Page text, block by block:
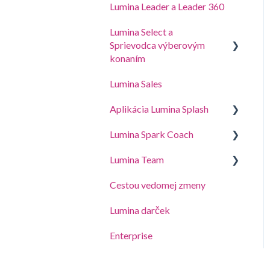
Lumina Leader a Leader 360
Lumina Select a
Sprievodca výberovým
konaním
Sprievodca výberovým
Lumina Select
Lumina Sales
Aplikácia Lumina Splash
Pre účastníkov
Pre konzultantov
Lumina Spark Coach
Guides and Demos
Spark Coach
Spark Coach Plus
Lumina Team
Vytvorte, zobrazte alebo
Cestou vedomej zmeny
Lumina darček
Enterprise